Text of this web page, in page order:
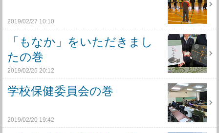
2019/02/27 10:10
「もなか」をいただきまし
たの巻
2019/02/26 20:12
学校保健委員会の巻
2019/02/20 19:42